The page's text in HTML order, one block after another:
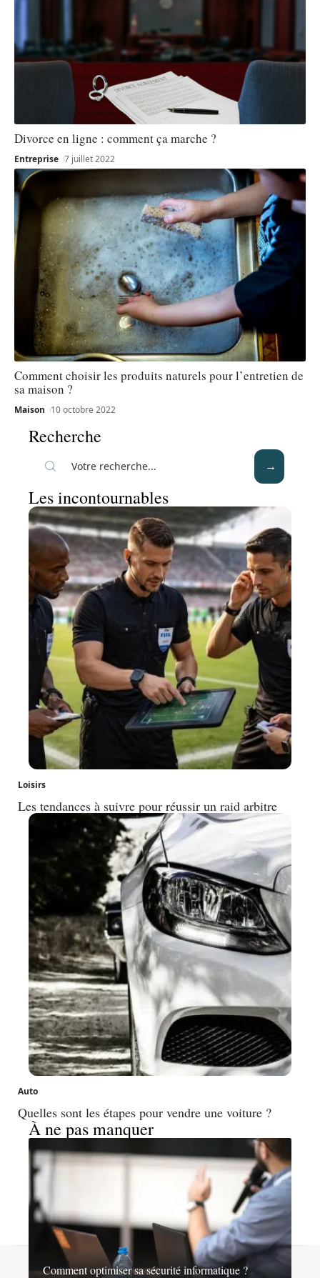
Divorce en ligne : comment ça marche ?
Entreprise 7 juillet 2022
Comment choisir les produits naturels pour l’entretien de
sa maison ?
Maison 10 octobre 2022
Recherche
Les incontournables
Loisirs
Les tendances à suivre pour réussir un raid arbitre
Auto
Quelles sont les étapes pour vendre une voiture ?
À ne pas manquer
Comment optimiser sa sécurité informatique ?
Mentions légales Sitemap